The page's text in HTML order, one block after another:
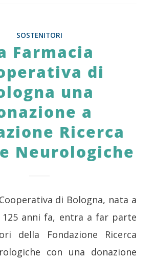
SOSTENITORI
Farmacia
di
una
a
Ricerca
Neurologiche
di Bologna, nata a
125 anni fa, entra a far parte
della Fondazione Ricerca
con una donazione